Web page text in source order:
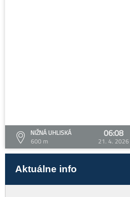
NIŽNÁ UHLISKÁ
600 m
06:08
21. 4. 2026
Aktuálne info